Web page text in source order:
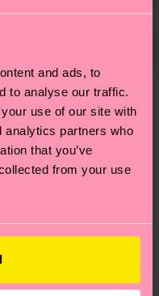
and ads, to
to analyse our traffic.
use of our site with
analytics partners who
that you’ve
from your use
um eine ethische
VIELES MEHR!
und Tricks
.
Versandübersicht
beginnt sobald
Bitte bedenke,
Richtwert handelt
der lokalen Post in
In unserem